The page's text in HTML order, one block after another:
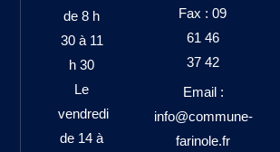
de 8 h
30 à 11
h 30
Le
vendredi
de 14 à
Fax : 09
61 46
37 42
Email :
info@commune-
farinole.fr